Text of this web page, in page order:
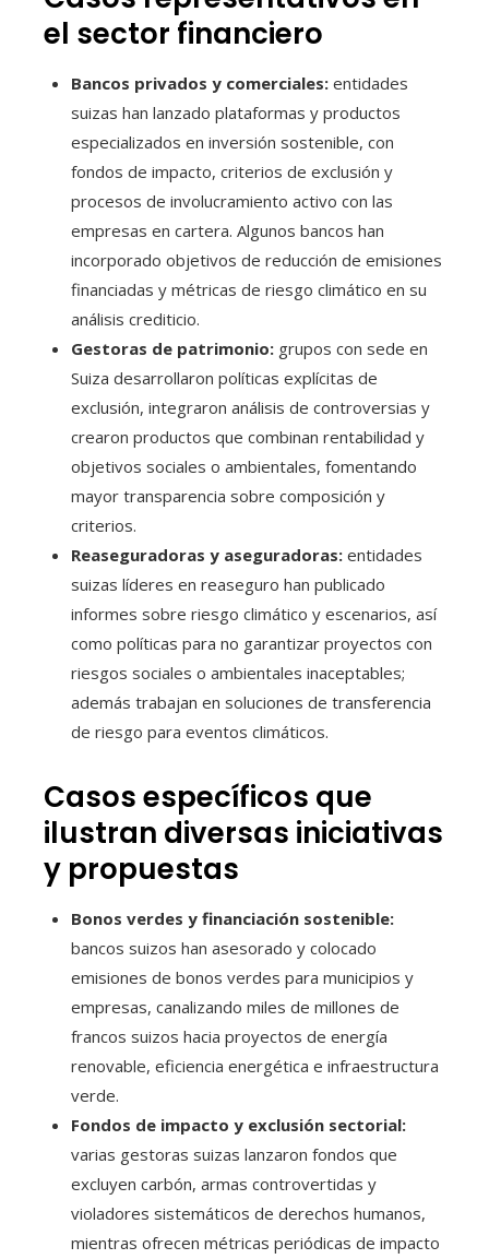
el sector financiero
Bancos privados y comerciales: entidades
suizas han lanzado plataformas y productos
especializados en inversión sostenible, con
fondos de impacto, criterios de exclusión y
procesos de involucramiento activo con las
empresas en cartera. Algunos bancos han
incorporado objetivos de reducción de emisiones
financiadas y métricas de riesgo climático en su
análisis crediticio.
Gestoras de patrimonio: grupos con sede en
Suiza desarrollaron políticas explícitas de
exclusión, integraron análisis de controversias y
crearon productos que combinan rentabilidad y
objetivos sociales o ambientales, fomentando
mayor transparencia sobre composición y
criterios.
Reaseguradoras y aseguradoras: entidades
suizas líderes en reaseguro han publicado
informes sobre riesgo climático y escenarios, así
como políticas para no garantizar proyectos con
riesgos sociales o ambientales inaceptables;
además trabajan en soluciones de transferencia
de riesgo para eventos climáticos.
Casos específicos que
ilustran diversas iniciativas
y propuestas
Bonos verdes y financiación sostenible:
bancos suizos han asesorado y colocado
emisiones de bonos verdes para municipios y
empresas, canalizando miles de millones de
francos suizos hacia proyectos de energía
renovable, eficiencia energética e infraestructura
verde.
Fondos de impacto y exclusión sectorial:
varias gestoras suizas lanzaron fondos que
excluyen carbón, armas controvertidas y
violadores sistemáticos de derechos humanos,
mientras ofrecen métricas periódicas de impacto